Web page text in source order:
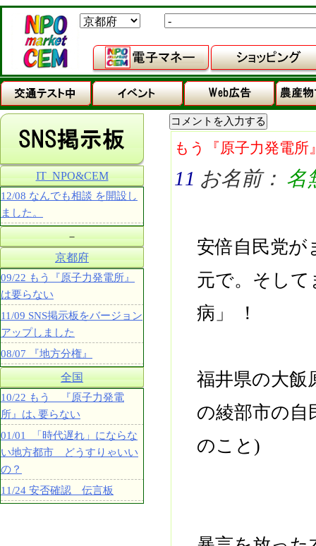
もう『原子力発電
11 お名前： 名
安倍自民党が
元で。そして
病」 ！
福井県の大飯
の綾部市の自
のこと)
IT_NPO&CEM
12/08 なんでも相談 を開設し
ました。
－
京都府
09/22 もう『原子力発電所』
は要らない
11/09 SNS掲示板をバージョン
アップしました
08/07 『地方分権』
全国
10/22 もう 『原子力発電
所』は､要らない
01/01 「時代遅れ」にならな
い地方都市 どうすりゃいい
の？
11/24 安否確認 伝言板